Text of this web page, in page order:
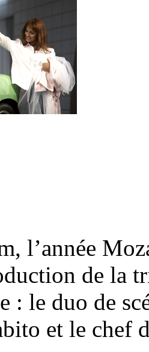
l’année
de la
: le duo de
et le chef